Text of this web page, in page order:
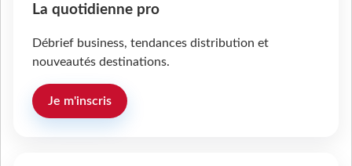
La quotidienne pro
Débrief business, tendances distribution et
nouveautés destinations.
Je m'inscris